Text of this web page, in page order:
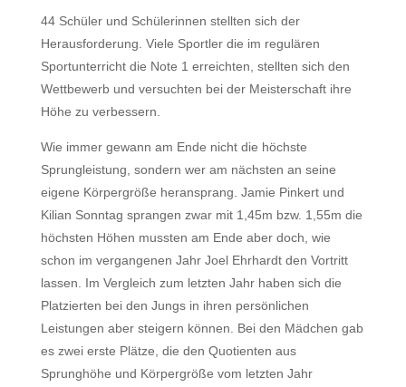
44 Schüler und Schülerinnen stellten sich der
Herausforderung. Viele Sportler die im regulären
Sportunterricht die Note 1 erreichten, stellten sich den
Wettbewerb und versuchten bei der Meisterschaft ihre
Höhe zu verbessern.
Wie immer gewann am Ende nicht die höchste
Sprungleistung, sondern wer am nächsten an seine
eigene Körpergröße heransprang. Jamie Pinkert und
Kilian Sonntag sprangen zwar mit 1,45m bzw. 1,55m die
höchsten Höhen mussten am Ende aber doch, wie
schon im vergangenen Jahr Joel Ehrhardt den Vortritt
lassen. Im Vergleich zum letzten Jahr haben sich die
Platzierten bei den Jungs in ihren persönlichen
Leistungen aber steigern können. Bei den Mädchen gab
es zwei erste Plätze, die den Quotienten aus
Sprunghöhe und Körpergröße vom letzten Jahr